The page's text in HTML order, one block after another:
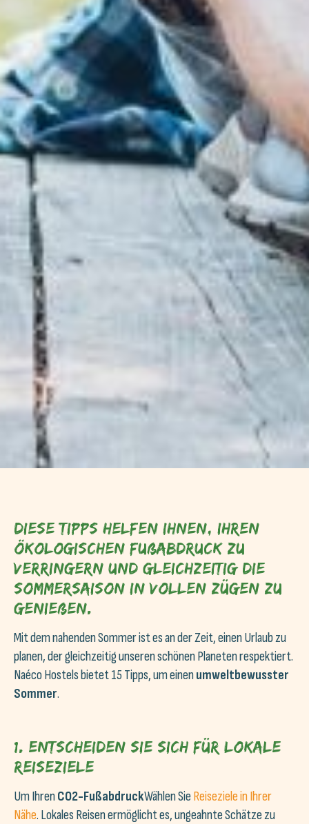
Diese Tipps helfen Ihnen, Ihren
ökologischen Fußabdruck zu
verringern und gleichzeitig die
Sommersaison in vollen Zügen zu
genießen.
Mit dem nahenden Sommer ist es an der Zeit, einen Urlaub zu
planen, der gleichzeitig unseren schönen Planeten respektiert.
Naéco Hostels bietet 15 Tipps, um einenumweltbewusster
Sommer.
1. Entscheiden Sie sich für lokale
Reiseziele
Um IhrenCO2-FußabdruckWählen SieReiseziele in Ihrer
Nähe. Lokales Reisen ermöglicht es, ungeahnte Schätze zu